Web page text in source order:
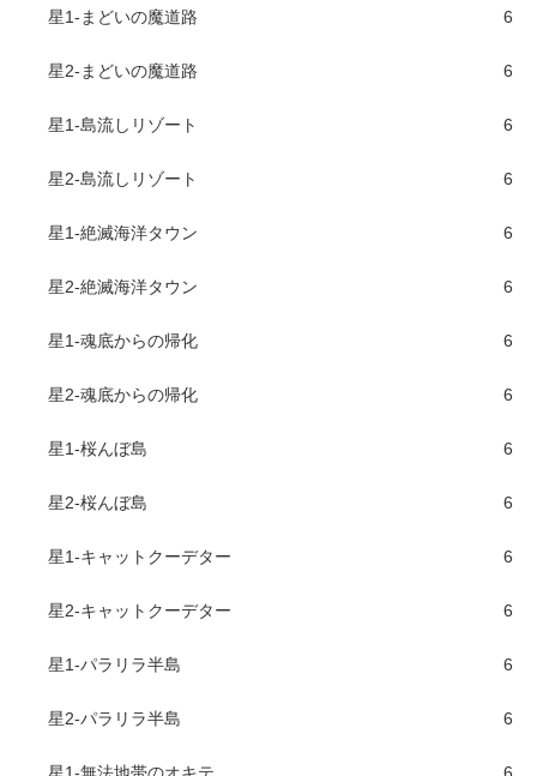
星1-まどいの魔道路 6
星2-まどいの魔道路 6
星1-島流しリゾート 6
星2-島流しリゾート 6
星1-絶滅海洋タウン 6
星2-絶滅海洋タウン 6
星1-魂底からの帰化 6
星2-魂底からの帰化 6
星1-桜んぼ島 6
星2-桜んぼ島 6
星1-キャットクーデター 6
星2-キャットクーデター 6
星1-パラリラ半島 6
星2-パラリラ半島 6